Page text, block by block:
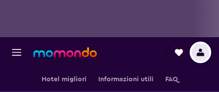
Hotel migliori Informazioni utili FAQ